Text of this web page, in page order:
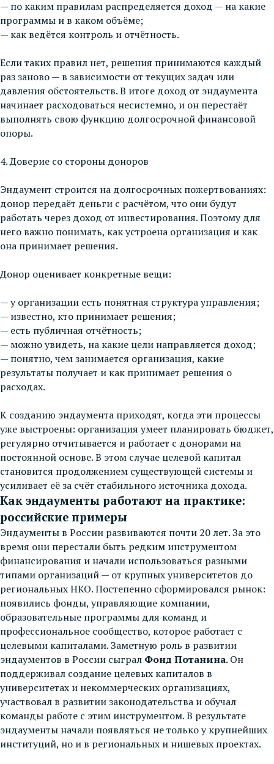
— по каким правилам распределяется доход — на какие
программы и в каком объёме;
— как ведётся контроль и отчётность.
Если таких правил нет, решения принимаются каждый
раз заново — в зависимости от текущих задач или
давления обстоятельств. В итоге доход от эндаумента
начинает расходоваться несистемно, и он перестаёт
выполнять свою функцию долгосрочной финансовой
опоры.
4. Доверие со стороны доноров
Эндаумент строится на долгосрочных пожертвованиях:
донор передаёт деньги с расчётом, что они будут
работать через доход от инвестирования. Поэтому для
него важно понимать, как устроена организация и как
она принимает решения.
Донор оценивает конкретные вещи:
— у организации есть понятная структура управления;
— известно, кто принимает решения;
— есть публичная отчётность;
— можно увидеть, на какие цели направляется доход;
— понятно, чем занимается организация, какие
результаты получает и как принимает решения о
расходах.
К созданию эндаумента приходят, когда эти процессы
уже выстроены: организация умеет планировать бюджет,
регулярно отчитывается и работает с донорами на
постоянной основе. В этом случае целевой капитал
становится продолжением существующей системы и
усиливает её за счёт стабильного источника дохода.
Как эндаументы работают на практике:
российские примеры
Эндаументы в России развиваются почти 20 лет. За это
время они перестали быть редким инструментом
финансирования и начали использоваться разными
типами организаций — от крупных университетов до
региональных НКО. Постепенно сформировался рынок:
появились фонды, управляющие компании,
образовательные программы для команд и
профессиональное сообщество, которое работает с
целевыми капиталами. Заметную роль в развитии
эндаументов в России сыграл Фонд Потанина. Он
поддерживал создание целевых капиталов в
университетах и некоммерческих организациях,
участвовал в развитии законодательства и обучал
команды работе с этим инструментом. В результате
эндаументы начали появляться не только у крупнейших
институций, но и в региональных и нишевых проектах.